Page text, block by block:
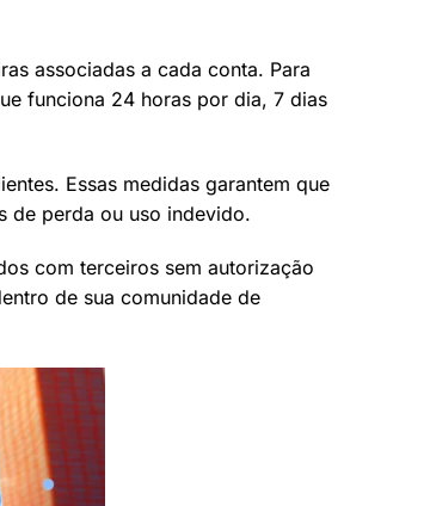
associadas a cada conta. Para
funciona 24 horas por dia, 7 dias
Essas medidas garantem que
de perda ou uso indevido.
com terceiros sem autorização
de sua comunidade de